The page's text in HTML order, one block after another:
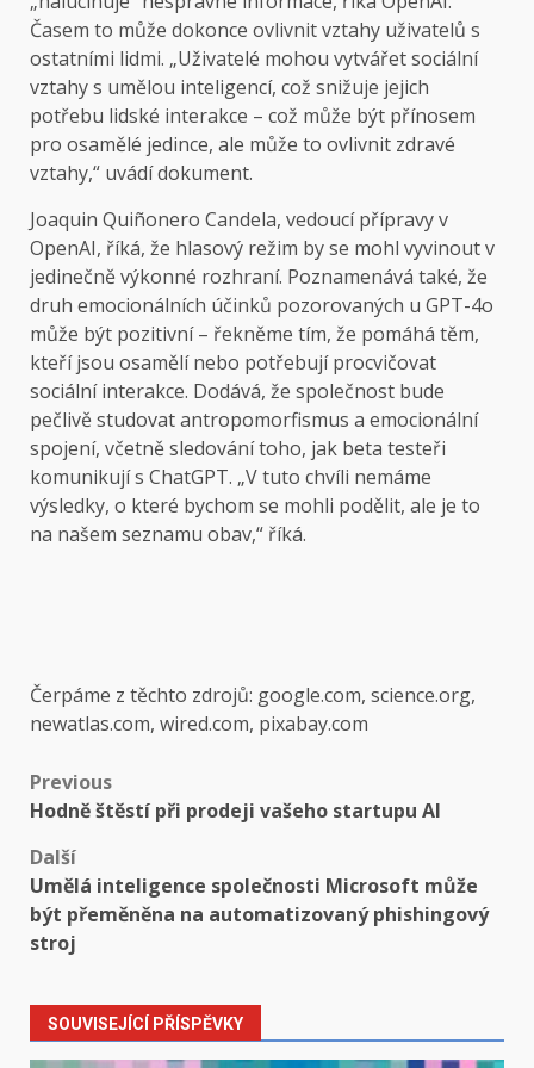
Časem to může dokonce ovlivnit vztahy uživatelů s
ostatními lidmi. „Uživatelé mohou vytvářet sociální
vztahy s umělou inteligencí, což snižuje jejich
potřebu lidské interakce – což může být přínosem
pro osamělé jedince, ale může to ovlivnit zdravé
vztahy,“ uvádí dokument.
Joaquin Quiñonero Candela, vedoucí přípravy v
OpenAI, říká, že hlasový režim by se mohl vyvinout v
jedinečně výkonné rozhraní. Poznamenává také, že
druh emocionálních účinků pozorovaných u GPT-4o
může být pozitivní – řekněme tím, že pomáhá těm,
kteří jsou osamělí nebo potřebují procvičovat
sociální interakce. Dodává, že společnost bude
pečlivě studovat antropomorfismus a emocionální
spojení, včetně sledování toho, jak beta testeři
komunikují s ChatGPT. „V tuto chvíli nemáme
výsledky, o které bychom se mohli podělit, ale je to
na našem seznamu obav,“ říká.
Čerpáme z těchto zdrojů: google.com, science.org,
newatlas.com, wired.com, pixabay.com
Post
navigation
Previous
Hodně štěstí při prodeji vašeho startupu AI
Další
Umělá inteligence společnosti Microsoft může
být přeměněna na automatizovaný phishingový
stroj
SOUVISEJÍCÍ PŘÍSPĚVKY